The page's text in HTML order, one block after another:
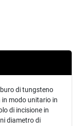
di tungsteno
modo unitario in
di incisione in
diametro di